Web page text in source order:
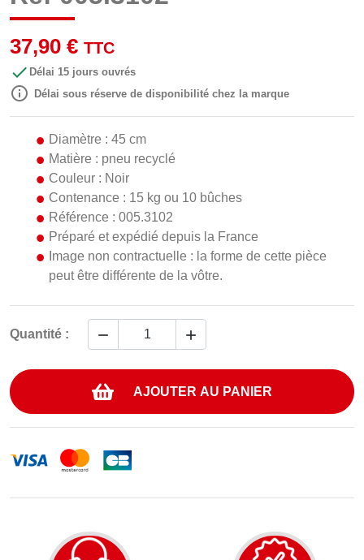
37,90 € TTC
 Délai 15 jours ouvrés
 Délai sous réserve de disponibilité chez la marque
Diamètre : 45 cm
Matière : pneu recyclé
Couleur : Noir
Contenance : 15 kg ou 10 bûches
Référence : 005.3102
Préparé et expédié depuis la France
Image non contractuelle : la forme de cette pièce
peut être différente de la vôtre.
Quantité :  
AJOUTER AU PANIER